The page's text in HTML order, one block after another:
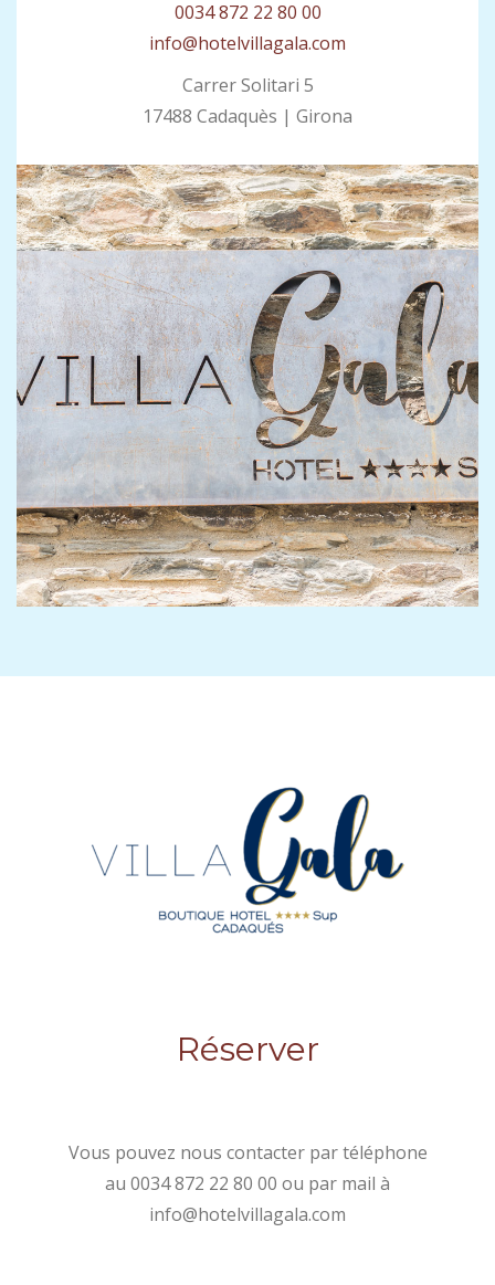
0034 872 22 80 00
info@hotelvillagala.com
Carrer Solitari 5
17488 Cadaquès | Girona
Réserver
Vous pouvez nous contacter par téléphone
au 0034 872 22 80 00 ou par mail à
info@hotelvillagala.com